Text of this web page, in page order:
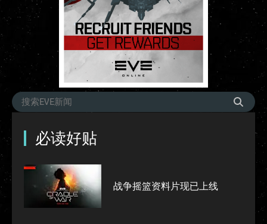
必读好贴
战争摇篮资料片现已上线